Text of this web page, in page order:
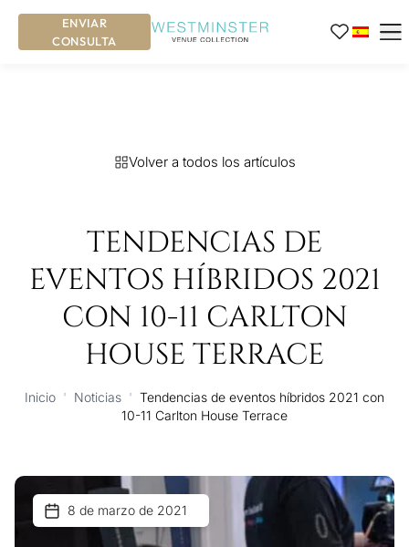
ENVIAR
CONSULTA
Volver a todos los artículos
TENDENCIAS DE
EVENTOS HÍBRIDOS 2021
CON 10-11 CARLTON
HOUSE TERRACE
Inicio ' Noticias ' Tendencias de eventos híbridos 2021 con
10-11 Carlton House Terrace
8 de marzo de 2021